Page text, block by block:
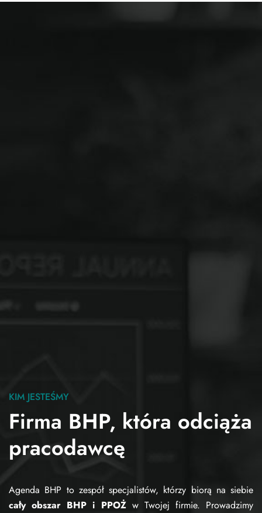
KIM JESTEŚMY
Firma BHP, która odciąża
pracodawcę
Agenda BHP to zespół specjalistów, którzy biorą na siebie
cały obszar BHP i PPOŻw Twojej firmie. Prowadzimy